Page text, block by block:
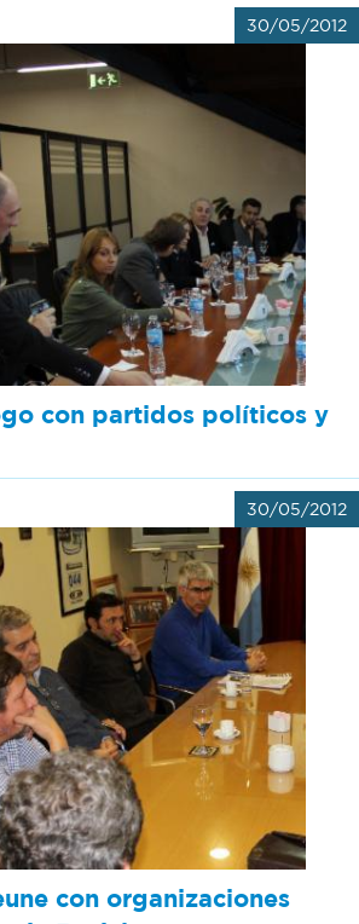
30/05/2012
con partidos políticos y
30/05/2012
con organizaciones